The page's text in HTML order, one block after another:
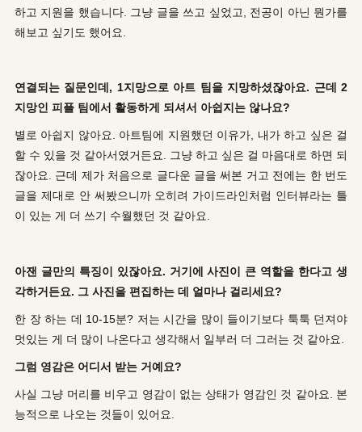
하고 지원을 했습니다. 그냥 글을 쓰고 싶었고, 전공이 아닌 뭔가를
해보고 싶기도 했어요.
연결되는 질문인데, 1지망으로 아트 팀을 지망하셨잖아요. 근데 2
지망인 피플 팀에서 활동하게 되셔서 아쉽지는 않나요?
별로 아쉽지 않아요. 아트팀에 지원했던 이유가, 내가 하고 싶은 걸
할 수 있을 것 같아서였거든요. 그냥 하고 싶은 걸 마음대로 하면 되
잖아요. 근데 제가 처음으로 글다운 글을 써본 거고 전에는 한 번도
글을 제대로 안 써봤으니까 오히려 가이드라인처럼 인터뷰라는 틀
이 있는 게 더 쓰기 수월했던 것 같아요.
아잰 글만의 특징이 있잖아요. 거기에 사진이 큰 역할을 한다고 생
각하거든요. 그 사진을 편집하는 데 얼마나 걸리세요?
한 장 하는 데 10-15분? 저는 시간을 많이 들이기보다 툭툭 던져야
멋있는 게 더 많이 나온다고 생각해서 일부러 더 그러는 것 같아요.
그럼 영감은 어디서 받는 거예요?
사실 그냥 머리를 비우고 영감이 없는 상태가 영감인 것 같아요. 본
능적으로 나오는 것들이 있어요.